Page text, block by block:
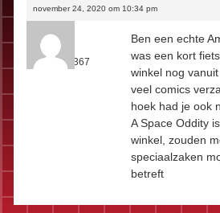
november 24, 2020 om 10:34 pm
Kees
Rol:
Fan
Berichten:
367
Ben een echte
was een kort
winkel nog
veel comics
hoek had je ook
A Space Oddity
winkel, zouden
speciaalzaken
betreft